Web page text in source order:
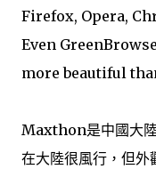
Firefox, Opera,
Even
more beautiful
Maxthon是中國大
在大陸很風行，但外